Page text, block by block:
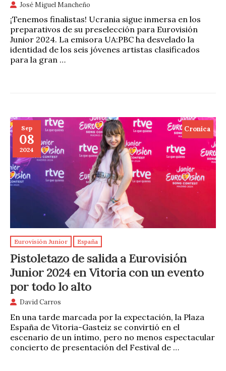
José Miguel Mancheño
¡Tenemos finalistas! Ucrania sigue inmersa en los
preparativos de su preselección para Eurovisión
Junior 2024. La emisora UA:PBC ha desvelado la
identidad de los seis jóvenes artistas clasificados
para la gran …
Sep
08
2024
Cronica
Eurovisión Junior España
Pistoletazo de salida a Eurovisión
Junior 2024 en Vitoria con un evento
por todo lo alto
David Carros
En una tarde marcada por la expectación, la Plaza
España de Vitoria-Gasteiz se convirtió en el
escenario de un íntimo, pero no menos espectacular
concierto de presentación del Festival de …